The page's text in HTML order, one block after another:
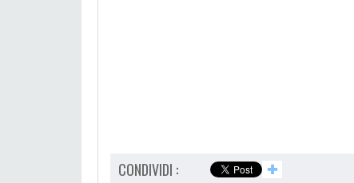
CONDIVIDI : ✚